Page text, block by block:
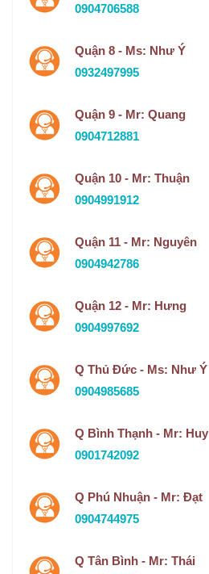
0904706588
Quận 8 - Ms: Như Ý
0932497995
Quận 9 - Mr: Quang
0904712881
Quận 10 - Mr: Thuận
0904991912
Quận 11 - Mr: Nguyên
0904942786
Quận 12 - Mr: Hưng
0904997692
Q Thủ Đức - Ms: Như Ý
0904985685
Q Bình Thạnh - Mr: Huy
0901742092
Q Phú Nhuận - Mr: Đạt
0904744975
Q Tân Bình - Mr: Thái